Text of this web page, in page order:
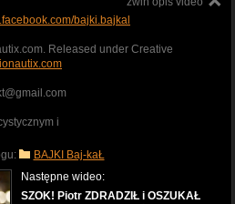
bajki.bajkal
Released under Creative
i
BAJKI Baj-kaŁ
Następne wideo:
SZOK! Piotr ZDRADZIŁ i OSZUKAŁ